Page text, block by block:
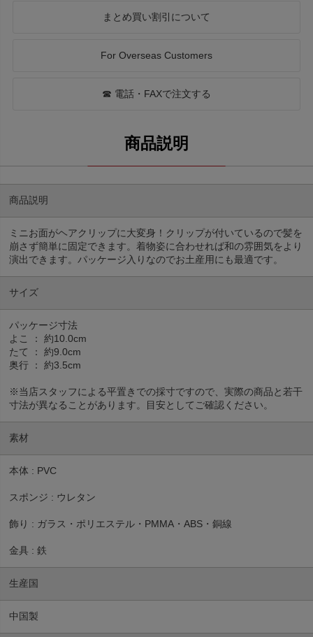
まとめ買い割引について
For Overseas Customers
☎ 電話・FAXで注文する
商品説明
ミニお面がヘアクリップに大変身！クリップが付いているので髪を
崩さず簡単に固定できます。着物姿に合わせれば和の雰囲気をより
演出できます。パッケージ入りなのでお土産用にも最適です。
サイズ
パッケージ寸法
よこ ： 約10.0cm
たて ： 約9.0cm
奥行 ： 約3.5cm
※当店スタッフによる平置きでの採寸ですので、実際の商品と若干
寸法が異なることがあります。目安としてご確認ください。
素材
本体 : PVC
スポンジ : ウレタン
飾り : ガラス・ポリエステル・PMMA・ABS・銅線
金具 : 鉄
生産国
中国製